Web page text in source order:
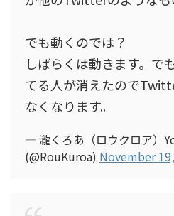
でも動くのでは？
しばらくは動きます。で
てる人が消えたので
なくなります。
— 瀧くろあ（ロウクロア）
(@RouKuroa) November